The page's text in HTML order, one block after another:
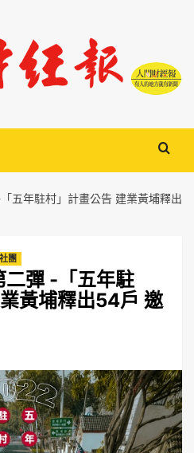
五年駐村」計畫公告 建業黃埔釋出
社團
彈 -「五年駐
黃埔釋出54戶 邀